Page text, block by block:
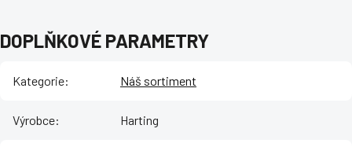
DOPLŇKOVÉ PARAMETRY
Kategorie: Náš sortiment
Výrobce: Harting